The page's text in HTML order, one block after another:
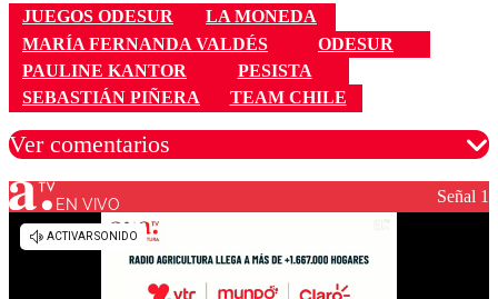
JUEGOS ODESUR
LA MONEDA
MARÍA FERNANDA VALDÉS
ODESUR
PAULINE KANTOR
PESISTA
SEBASTIÁN PIÑERA
TEAM CHILE
Ver comentarios
Los comentarios son moderados para garantizar un
EN VIVO Señal 1